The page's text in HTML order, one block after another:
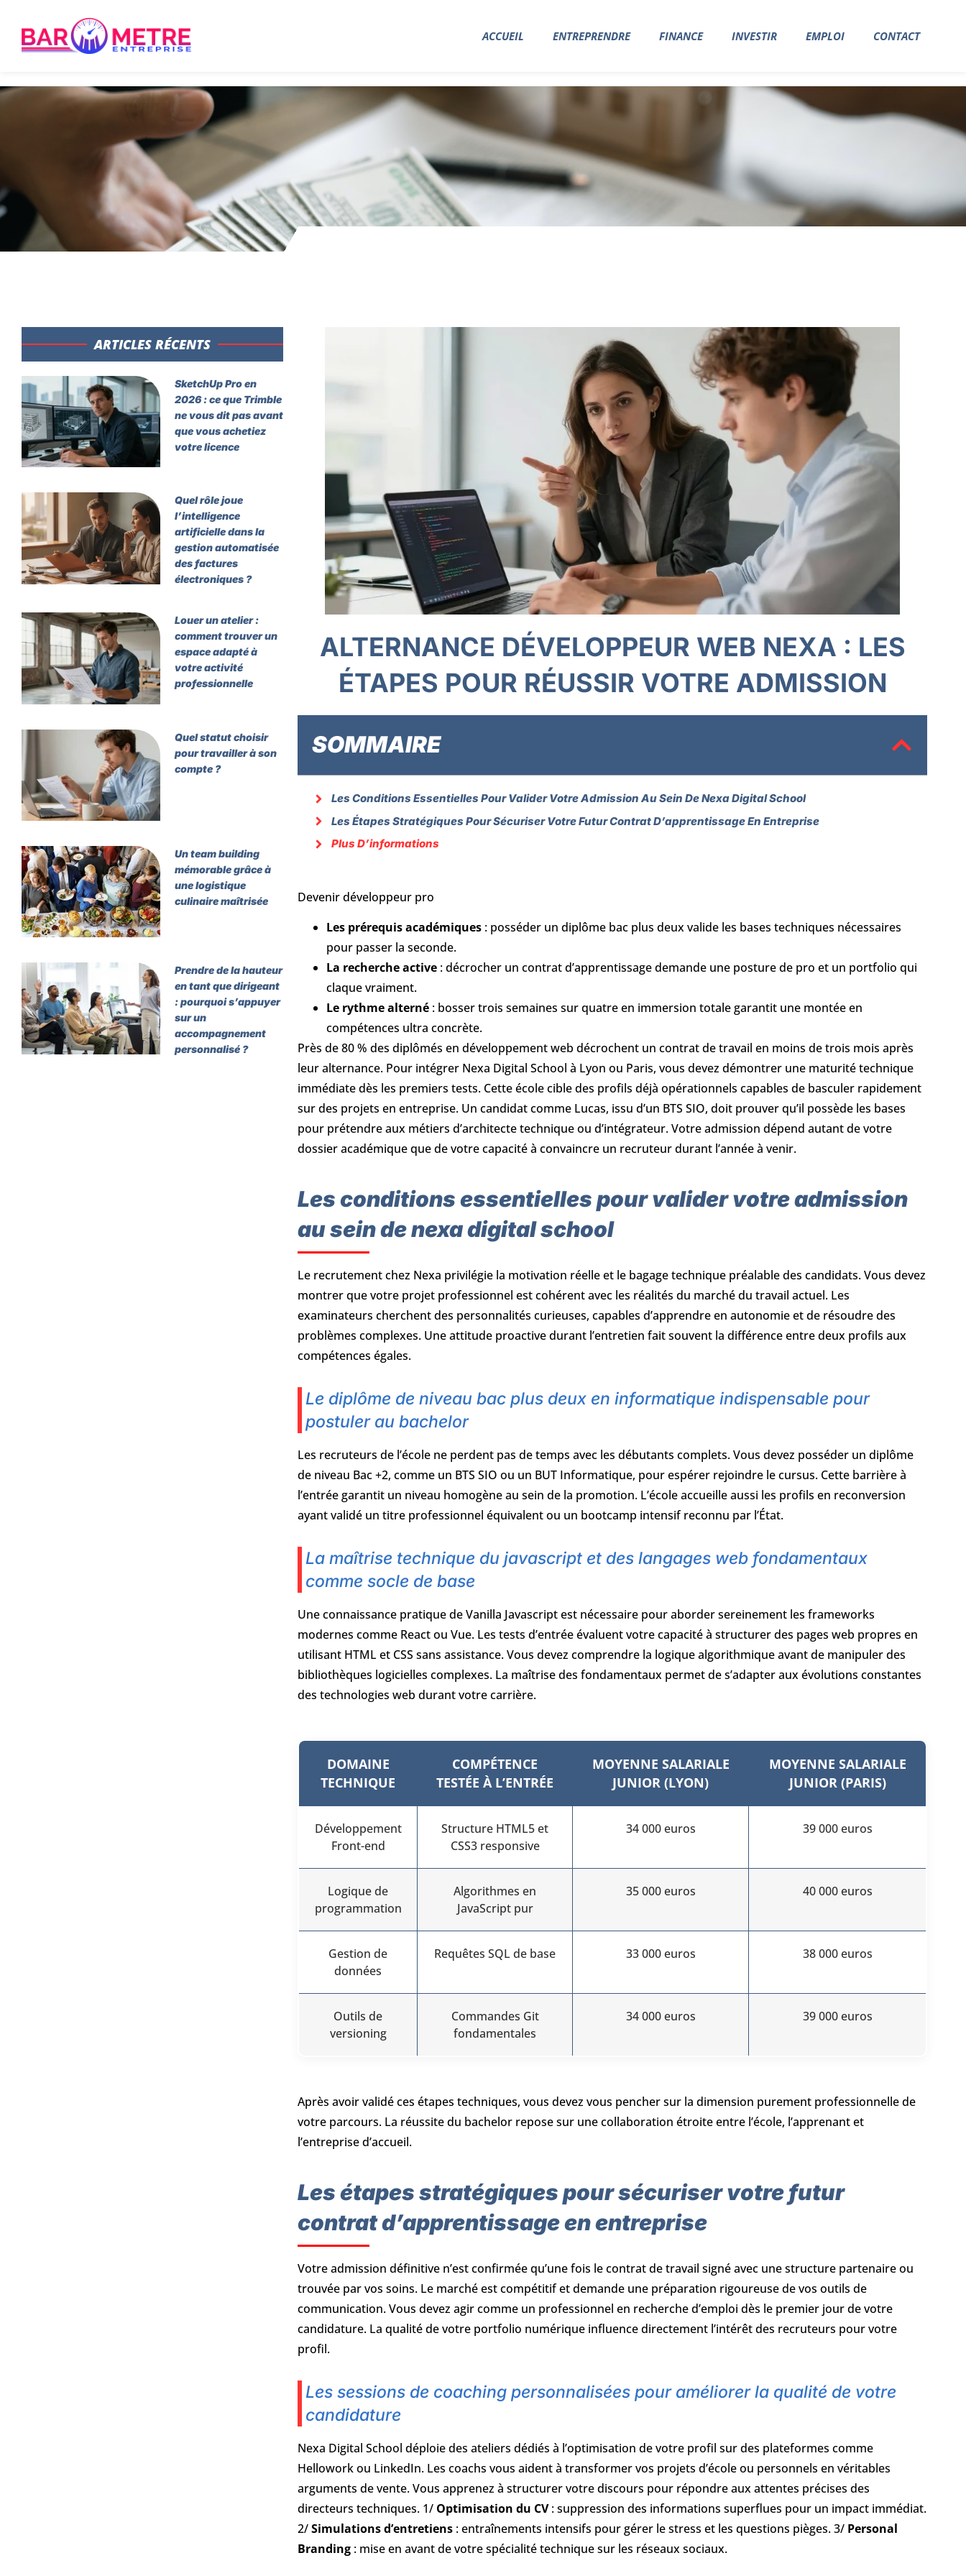
ACCUEIL ENTREPRENDRE FINANCE INVESTIR EMPLOI CONTACT
ARTICLES RÉCENTS​
SketchUp Pro en
2026 : ce que Trimble
ne vous dit pas avant
que vous achetiez
votre licence
Quel rôle joue
l’intelligence
artificielle dans la
gestion automatisée
des factures
électroniques ?
Louer un atelier :
comment trouver un
espace adapté à
votre activité
professionnelle
Quel statut choisir
pour travailler à son
compte ?
Un team building
mémorable grâce à
une logistique
culinaire maîtrisée
Prendre de la hauteur
en tant que dirigeant
: pourquoi s’appuyer
sur un
accompagnement
personnalisé ?
ALTERNANCE DÉVELOPPEUR WEB NEXA : LES
ÉTAPES POUR RÉUSSIR VOTRE ADMISSION
SOMMAIRE
Les Conditions Essentielles Pour Valider Votre Admission Au Sein De Nexa Digital School
Les Étapes Stratégiques Pour Sécuriser Votre Futur Contrat D’apprentissage En Entreprise
Plus D’informations
Devenir développeur pro
Les prérequis académiques : posséder un diplôme bac plus deux valide les bases techniques nécessaires
pour passer la seconde.
La recherche active : décrocher un contrat d’apprentissage demande une posture de pro et un portfolio qui
claque vraiment.
Le rythme alterné : bosser trois semaines sur quatre en immersion totale garantit une montée en
compétences ultra concrète.
Près de 80 % des diplômés en développement web décrochent un contrat de travail en moins de trois mois après
leur alternance. Pour intégrer Nexa Digital School à Lyon ou Paris, vous devez démontrer une maturité technique
immédiate dès les premiers tests. Cette école cible des profils déjà opérationnels capables de basculer rapidement
sur des projets en entreprise. Un candidat comme Lucas, issu d’un BTS SIO, doit prouver qu’il possède les bases
pour prétendre aux métiers d’architecte technique ou d’intégrateur. Votre admission dépend autant de votre
dossier académique que de votre capacité à convaincre un recruteur durant l’année à venir.
Les conditions essentielles pour valider votre admission
au sein de nexa digital school
Le recrutement chez Nexa privilégie la motivation réelle et le bagage technique préalable des candidats. Vous devez
montrer que votre projet professionnel est cohérent avec les réalités du marché du travail actuel. Les
examinateurs cherchent des personnalités curieuses, capables d’apprendre en autonomie et de résoudre des
problèmes complexes. Une attitude proactive durant l’entretien fait souvent la différence entre deux profils aux
compétences égales.
Le diplôme de niveau bac plus deux en informatique indispensable pour
postuler au bachelor
Les recruteurs de l’école ne perdent pas de temps avec les débutants complets. Vous devez posséder un diplôme
de niveau Bac +2, comme un BTS SIO ou un BUT Informatique, pour espérer rejoindre le cursus. Cette barrière à
l’entrée garantit un niveau homogène au sein de la promotion. L’école accueille aussi les profils en reconversion
ayant validé un titre professionnel équivalent ou un bootcamp intensif reconnu par l’État.
La maîtrise technique du javascript et des langages web fondamentaux
comme socle de base
Une connaissance pratique de Vanilla Javascript est nécessaire pour aborder sereinement les frameworks
modernes comme React ou Vue. Les tests d’entrée évaluent votre capacité à structurer des pages web propres en
utilisant HTML et CSS sans assistance. Vous devez comprendre la logique algorithmique avant de manipuler des
bibliothèques logicielles complexes. La maîtrise des fondamentaux permet de s’adapter aux évolutions constantes
des technologies web durant votre carrière.
DOMAINE
TECHNIQUE
COMPÉTENCE
TESTÉE À L’ENTRÉE
MOYENNE SALARIALE
JUNIOR (LYON)
MOYENNE SALARIALE
JUNIOR (PARIS)
Développement
Front-end
Structure HTML5 et
CSS3 responsive
34 000 euros 39 000 euros
Logique de
programmation
Algorithmes en
JavaScript pur
35 000 euros 40 000 euros
Gestion de
données
Requêtes SQL de base 33 000 euros 38 000 euros
Outils de
versioning
Commandes Git
fondamentales
34 000 euros 39 000 euros
Après avoir validé ces étapes techniques, vous devez vous pencher sur la dimension purement professionnelle de
votre parcours. La réussite du bachelor repose sur une collaboration étroite entre l’école, l’apprenant et
l’entreprise d’accueil.
Les étapes stratégiques pour sécuriser votre futur
contrat d’apprentissage en entreprise
Votre admission définitive n’est confirmée qu’une fois le contrat de travail signé avec une structure partenaire ou
trouvée par vos soins. Le marché est compétitif et demande une préparation rigoureuse de vos outils de
communication. Vous devez agir comme un professionnel en recherche d’emploi dès le premier jour de votre
candidature. La qualité de votre portfolio numérique influence directement l’intérêt des recruteurs pour votre
profil.
Les sessions de coaching personnalisées pour améliorer la qualité de votre
candidature
Nexa Digital School déploie des ateliers dédiés à l’optimisation de votre profil sur des plateformes comme
Hellowork ou LinkedIn. Les coachs vous aident à transformer vos projets d’école ou personnels en véritables
arguments de vente. Vous apprenez à structurer votre discours pour répondre aux attentes précises des
directeurs techniques. 1/ Optimisation du CV: suppression des informations superflues pour un impact immédiat.
2/Simulations d’entretiens : entraînements intensifs pour gérer le stress et les questions pièges. 3/ Personal
Branding : mise en avant de votre spécialité technique sur les réseaux sociaux.